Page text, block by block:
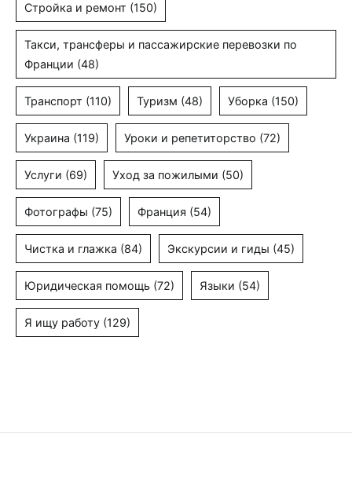
Стройка и ремонт (150)
Такси, трансферы и пассажирские перевозки по
Франции (48)
Транспорт (110) Туризм (48) Уборка (150)
Украина (119) Уроки и репетиторство (72)
Услуги (69) Уход за пожилыми (50)
Фотографы (75) Франция (54)
Чистка и глажка (84) Экскурсии и гиды (45)
Юридическая помощь (72) Языки (54)
Я ищу работу (129)